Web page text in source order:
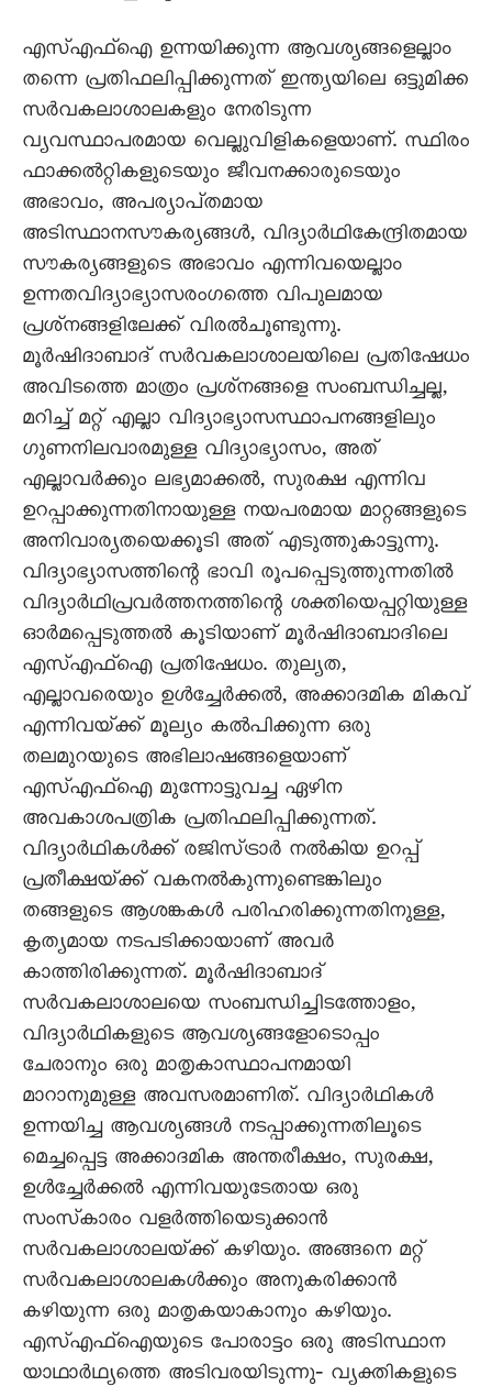
എസ്‌എഫ്‌ഐ ഉന്നയിക്കുന്ന ആവശ്യങ്ങളെല്ലാം
തന്നെ പ്രതിഫലിപ്പിക്കുന്നത്‌ ഇന്ത്യയിലെ ഒട്ടുമിക്ക
സർവകലാശാലകളും നേരിടുന്ന
വ്യവസ്ഥാപരമായ വെല്ലുവിളികളെയാണ്‌. സ്ഥിരം
ഫാക്കൽറ്റികളുടെയും ജീവനക്കാരുടെയും
അഭാവം, അപര്യാപ്‌തമായ
അടിസ്ഥാനസൗകര്യങ്ങൾ, വിദ്യാർഥികേന്ദ്രിതമായ
സൗകര്യങ്ങളുടെ അഭാവം എന്നിവയെല്ലാം
ഉന്നതവിദ്യാഭ്യാസരംഗത്തെ വിപുലമായ
പ്രശ്‌നങ്ങളിലേക്ക്‌ വിരൽചൂണ്ടുന്നു.
മൂർഷിദാബാദ്‌ സർവകലാശാലയിലെ പ്രതിഷേധം
അവിടത്തെ മാത്രം പ്രശ്‌നങ്ങളെ സംബന്ധിച്ചല്ല,
മറിച്ച്‌ മറ്റ്‌ എല്ലാ വിദ്യാഭ്യാസസ്ഥാപനങ്ങളിലും
ഗുണനിലവാരമുള്ള വിദ്യാഭ്യാസം, അത്‌
എല്ലാവർക്കും ലഭ്യമാക്കൽ, സുരക്ഷ എന്നിവ
ഉറപ്പാക്കുന്നതിനായുള്ള നയപരമായ മാറ്റങ്ങളുടെ
അനിവാര്യതയെക്കൂടി അത്‌ എടുത്തുകാട്ടുന്നു.
വിദ്യാഭ്യാസത്തിന്റെ ഭാവി രൂപപ്പെടുത്തുന്നതിൽ
വിദ്യാർഥിപ്രവർത്തനത്തിന്റെ ശക്തിയെപ്പറ്റിയുള്ള
ഓർമപ്പെടുത്തൽ കൂടിയാണ്‌ മൂർഷിദാബാദിലെ
എസ്‌എഫ്‌ഐ പ്രതിഷേധം. തുല്യത,
എല്ലാവരെയും ഉൾച്ചേർക്കൽ, അക്കാദമിക മികവ്‌
എന്നിവയ്‌ക്ക്‌ മൂല്യം കൽപിക്കുന്ന ഒരു
തലമുറയുടെ അഭിലാഷങ്ങളെയാണ്‌
എസ്‌എഫ്‌ഐ മുന്നോട്ടുവച്ച ഏഴിന
അവകാശപത്രിക പ്രതിഫലിപ്പിക്കുന്നത്‌.
വിദ്യാർഥികൾക്ക്‌ രജിസ്‌ട്രാർ നൽകിയ ഉറപ്പ്‌
പ്രതീക്ഷയ്‌ക്ക്‌ വകനൽകുന്നുണ്ടെങ്കിലും
തങ്ങളുടെ ആശങ്കകൾ പരിഹരിക്കുന്നതിനുള്ള,
കൃത്യമായ നടപടിക്കായാണ്‌ അവർ
കാത്തിരിക്കുന്നത്‌. മൂർഷിദാബാദ്‌
സർവകലാശാലയെ സംബന്ധിച്ചിടത്തോളം,
വിദ്യാർഥികളുടെ ആവശ്യങ്ങളോടൊപ്പം
ചേരാനും ഒരു മാതൃകാസ്ഥാപനമായി
മാറാനുമുള്ള അവസരമാണിത്‌. വിദ്യാർഥികൾ
ഉന്നയിച്ച ആവശ്യങ്ങൾ നടപ്പാക്കുന്നതിലൂടെ
മെച്ചപ്പെട്ട അക്കാദമിക അന്തരീക്ഷം, സുരക്ഷ,
ഉൾച്ചേർക്കൽ എന്നിവയുടേതായ ഒരു
സംസ്‌കാരം വളർത്തിയെടുക്കാൻ
സർവകലാശാലയ്‌ക്ക്‌ കഴിയും. അങ്ങനെ മറ്റ്‌
സർവകലാശാലകൾക്കും അനുകരിക്കാൻ
കഴിയുന്ന ഒരു മാതൃകയാകാനും കഴിയും.
എസ്‌എഫ്‌ഐയുടെ പോരാട്ടം ഒരു അടിസ്ഥാന
യാഥാർഥ്യത്തെ അടിവരയിടുന്നു‐ വ്യക്തികളുടെ